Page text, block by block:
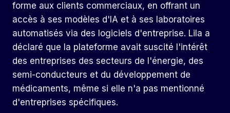
forme aux clients commerciaux, en offrant un
accès à ses modèles d'IA et à ses laboratoires
automatisés via des logiciels d'entreprise. Lila a
déclaré que la plateforme avait suscité l'intérêt
des entreprises des secteurs de l'énergie, des
semi-conducteurs et du développement de
médicaments, même si elle n'a pas mentionné
d'entreprises spécifiques.